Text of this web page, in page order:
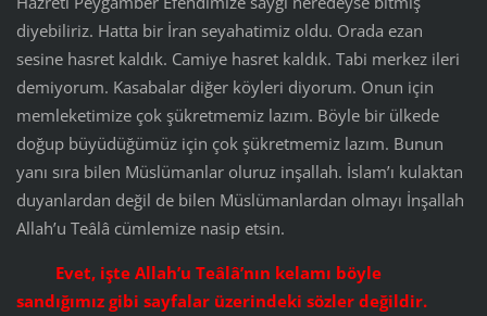
diyebiliriz. Hatta bir İran seyahatimiz oldu. Orada ezan
sesine hasret kaldık. Camiye hasret kaldık. Tabi merkez ileri
demiyorum. Kasabalar diğer köyleri diyorum. Onun için
memleketimize çok şükretmemiz lazım. Böyle bir ülkede
doğup büyüdüğümüz için çok şükretmemiz lazım. Bunun
yanı sıra bilen Müslümanlar oluruz inşallah. İslam’ı kulaktan
duyanlardan değil de bilen Müslümanlardan olmayı İnşallah
Allah’u Teâlâ cümlemize nasip etsin.
Evet, işte Allah’u Teâlâ’nın kelamı böyle
sandığımız gibi sayfalar üzerindeki sözler değildir.